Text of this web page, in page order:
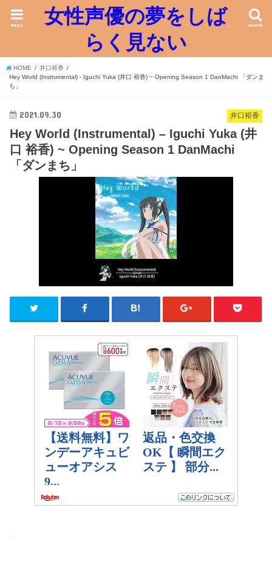
女性声優の夢をしば
らく見ない
search
menu
HOME
井口裕香
Hey World (Instrumental) - Iguchi Yuka (井口 裕香) ~ Opening Season 1 DanMachi 「ダンま
ち」
井口裕香
2021.09.30
Hey World (Instrumental) – Iguchi Yuka (井
口 裕香) ~ Opening Season 1 DanMachi
「ダンまち」